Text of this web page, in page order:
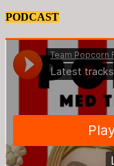
PODCAST